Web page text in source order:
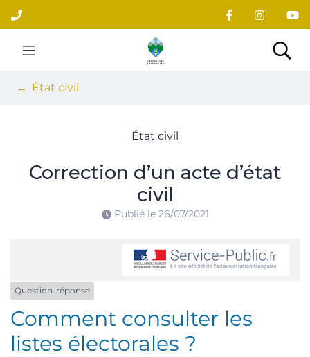
Aller
au
contenu
Site officiel du village
État civil
État civil
Correction d’un acte d’état
civil
Publié le 26/07/2021
Question-réponse
Comment consulter les
listes électorales ?